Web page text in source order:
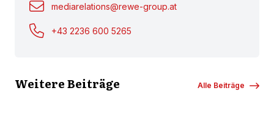
mediarelations@rewe-group.at
+43 2236 600 5265
Weitere Beiträge Alle Beiträge